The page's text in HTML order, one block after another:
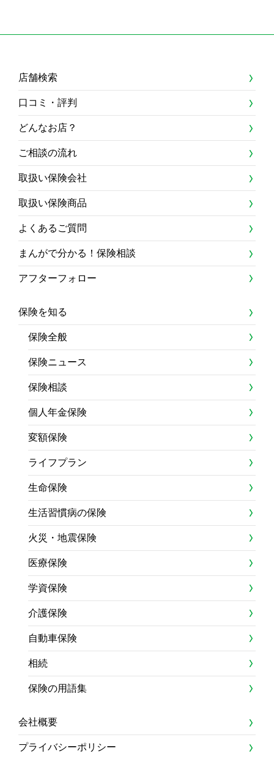
店舗検索
口コミ・評判
どんなお店？
ご相談の流れ
取扱い保険会社
取扱い保険商品
よくあるご質問
まんがで分かる！保険相談
アフターフォロー
保険を知る
保険全般
保険ニュース
保険相談
個人年金保険
変額保険
ライフプラン
生命保険
生活習慣病の保険
火災・地震保険
医療保険
学資保険
介護保険
自動車保険
相続
保険の用語集
会社概要
プライバシーポリシー